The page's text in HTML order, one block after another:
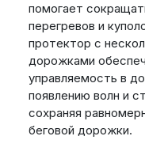
помогает
перегревов и
протектор с
дорожками
управляемость в
появлению волн и
сохраняя
беговой дорожки.